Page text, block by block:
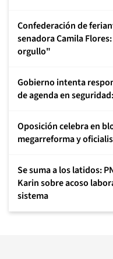
Confederación de
senadora Camila
orgullo"
Gobierno intenta
de agenda en
Oposición celebra en
megarreforma y
Se suma a los latidos:
Karin sobre acoso
sistema